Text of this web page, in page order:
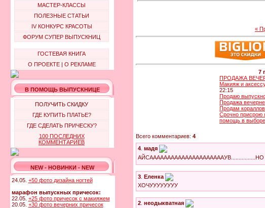
МАСТЕР-КЛАССЫ
ПОЛЕЗНЫЕ СТАТЬИ
IV КОНКУРС КРАСОТЫ
ФОРУМ СУПЕР ВЫПУСКНИЦ
ГОСТЕВАЯ КНИГА
О ПРОЕКТЕ| О РЕКЛАМЕ
В ПОМОЩЬ ВЫПУСКНИЦЕ
ПОЛУЧИТЬ СКИДКУ
ГДЕ КУПИТЬ ПЛАТЬЕ?
ГДЕ СДЕЛАТЬ ПРИЧЕСКУ?
100 ПОСЛЕДНИХ
КОММЕНТАРИЕВ
NEW - НОВИНКИ - NEW
24.05. +50 фото дизайна ногтей
марафон выпускных причесок:
22.05. +25 фото причесок с макияжем
20.05. +30 фото вечерних причесок
«
7
ПРОДАЖА
Макияж и
22:15
Продаю
Продажа
Продам
Срочно присрою
помощь в
Всего комментариев: 4
4 мадя
3 Еленка
ХОЧУУУУУУУУ
2 неодыкватная